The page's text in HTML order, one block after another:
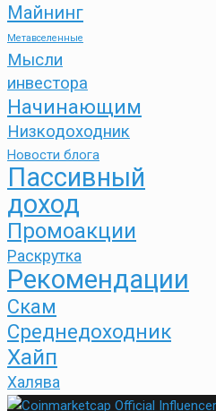
Майнинг
Метавселенные
Мысли
инвестора
Начинающим
Низкодоходник
Новости блога
Пассивный
доход
Промоакции
Раскрутка
Рекомендации
Скам
Среднедоходник
Хайп
Халява